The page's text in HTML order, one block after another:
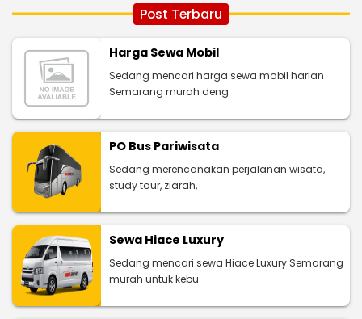
Post Terbaru
Harga Sewa Mobil
Sedang mencari harga sewa mobil harian
Semarang murah deng
PO Bus Pariwisata
Sedang merencanakan perjalanan wisata,
study tour, ziarah,
Sewa Hiace Luxury
Sedang mencari sewa Hiace Luxury Semarang
murah untuk kebu